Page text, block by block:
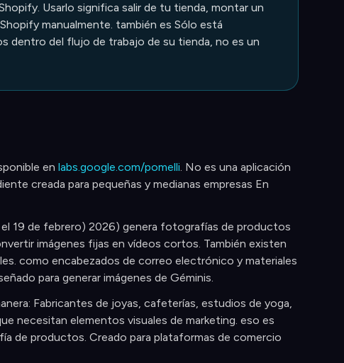
Usarlo significa salir de tu tienda, montar un
manualmente. también es Sólo está
dentro del flujo de trabajo de su tienda, no es un
en labs.google.com/pomelli. No es una aplicación
creada para pequeñas y medianas empresas En
19 de febrero) 2026) genera fotografías de productos
imágenes fijas en vídeos cortos. También existen
como encabezados de correo electrónico y materiales
para generar imágenes de Géminis.
Fabricantes de joyas, cafeterías, estudios de yoga,
necesitan elementos visuales de marketing. eso es
de productos. Creado para plataformas de comercio